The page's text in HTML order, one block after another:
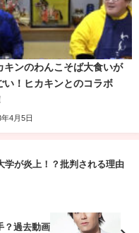
ットを奪えず、試合終
ラでの、那須川天心の
キンのわんこそば大食いが
い！ヒカキンとのコラボ
4月5日
学が炎上！？批判される理由
？過去動画